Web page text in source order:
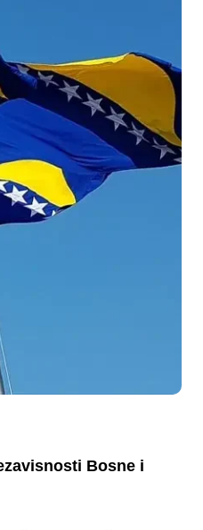
Bosne i